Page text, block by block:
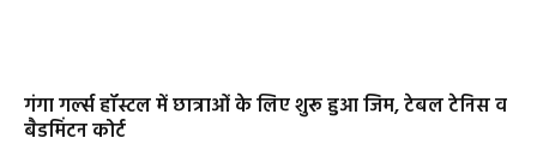
गंगा गर्ल्स हॉस्टल में छात्राओं के लिए शुरू हुआ जिम, टेबल टेनिस व
बैडमिंटन कोर्ट